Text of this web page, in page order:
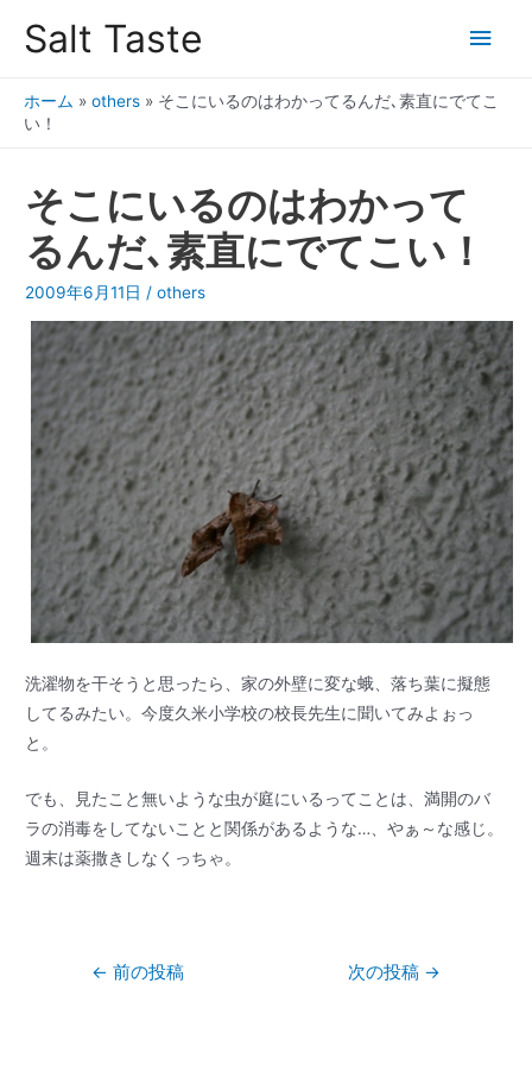
Salt Taste
ホーム » others » そこにいるのはわかってるんだ､素直にでてこ
い！
そこにいるのはわかって
るんだ､素直にでてこい！
2009年6月11日 /others
洗濯物を干そうと思ったら、家の外壁に変な蛾、落ち葉に擬態
してるみたい。今度久米小学校の校長先生に聞いてみよぉっ
と。
でも、見たこと無いような虫が庭にいるってことは、満開のバ
ラの消毒をしてないことと関係があるような…、やぁ～な感じ。
週末は薬撒きしなくっちゃ。
← 前の投稿 次の投稿 →